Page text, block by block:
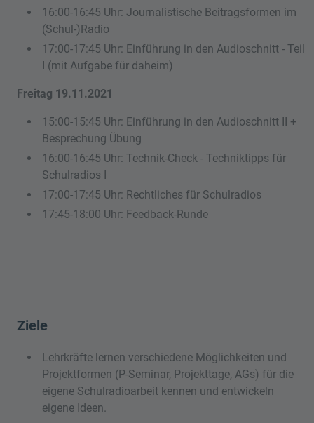
16:00-16:45 Uhr: Journalistische Beitragsformen im
(Schul-)Radio
17:00-17:45 Uhr: Einführung in den Audioschnitt - Teil
I (mit Aufgabe für daheim)
Freitag 19.11.2021
15:00-15:45 Uhr: Einführung in den Audioschnitt II +
Besprechung Übung
16:00-16:45 Uhr: Technik-Check - Techniktipps für
Schulradios I
17:00-17:45 Uhr: Rechtliches für Schulradios
17:45-18:00 Uhr: Feedback-Runde
Ziele
Lehrkräfte lernen verschiedene Möglichkeiten und
Projektformen (P-Seminar, Projekttage, AGs) für die
eigene Schulradioarbeit kennen und entwickeln
eigene Ideen.